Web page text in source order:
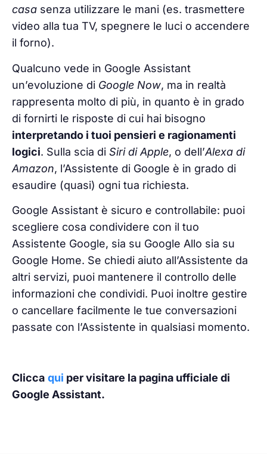
casa senza utilizzare le mani (es. trasmettere
video alla tua TV, spegnere le luci o accendere
il forno).
Qualcuno vede in Google Assistant
un’evoluzione di Google Now, ma in realtà
rappresenta molto di più, in quanto è in grado
di fornirti le risposte di cui hai bisogno
interpretando i tuoi pensieri e ragionamenti
logici. Sulla scia di Siri di Apple, o dell’Alexa di
Amazon, l’Assistente di Google è in grado di
esaudire (quasi) ogni tua richiesta.
Google Assistant è sicuro e controllabile: puoi
scegliere cosa condividere con il tuo
Assistente Google, sia su Google Allo sia su
Google Home. Se chiedi aiuto all’Assistente da
altri servizi, puoi mantenere il controllo delle
informazioni che condividi. Puoi inoltre gestire
o cancellare facilmente le tue conversazioni
passate con l’Assistente in qualsiasi momento.
Clicca qui per visitare la pagina ufficiale di
Google Assistant.